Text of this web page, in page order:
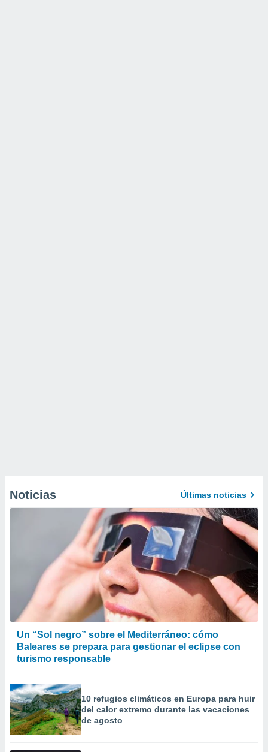
Noticias Últimas noticias
Un “Sol negro” sobre el Mediterráneo: cómo
Baleares se prepara para gestionar el eclipse con
turismo responsable
10 refugios climáticos en Europa para huir
del calor extremo durante las vacaciones
de agosto